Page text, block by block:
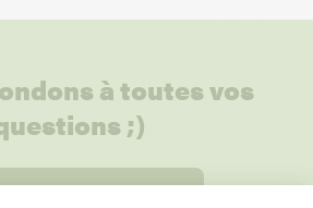
à toutes vos
;)
nous vos questions